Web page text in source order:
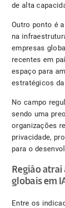
de alta
Outro ponto é
na
empresas
recentes em
espaço para
estratégicos
No campo
sendo uma
organizações
privacidade,
para o
Região
globais em
Entre os